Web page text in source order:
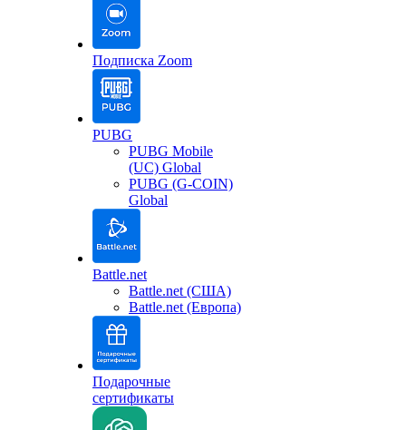
Подписка Zoom
PUBG
PUBG Mobile
(UC) Global
PUBG (G-COIN)
Global
Battle.net
Battle.net (США)
Battle.net (Европа)
Подарочные
сертификаты